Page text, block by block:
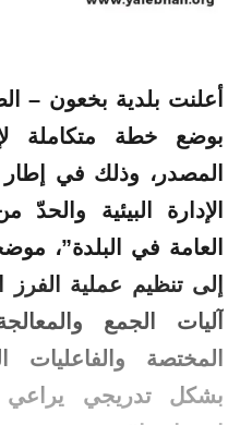
أعلنت بلدية بخعون –
بوضع خطة متكاملة
المصدر، وذلك في
الإدارة البيئية
العامة في البلدة”،
إلى تنظيم عملية الفرز
آليات الجمع
المختصة والفاعليات
بشكل تدريجي يراعي